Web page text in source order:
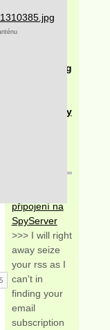
Radio Shop
FMDX.org
Další odkazy
připojení na
SpyServer
>>> I will right
away seize
your rss as I
can't in
finding your
email
subscription